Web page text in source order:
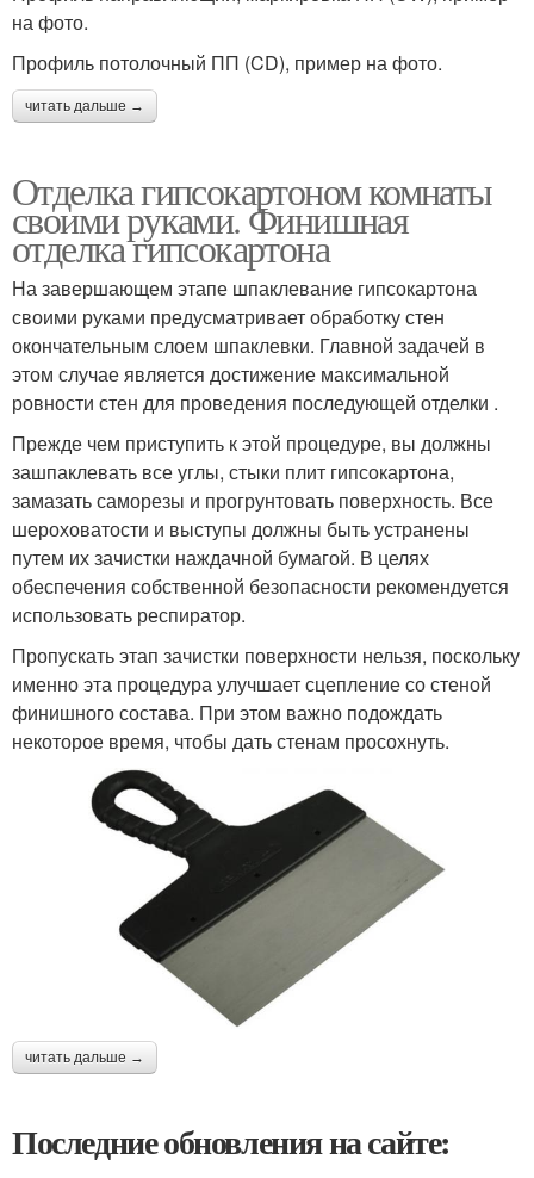
на фото.
Профиль потолочный ПП (CD), пример на фото.
читать дальше →
Отделка гипсокартоном комнаты
своими руками. Финишная
отделка гипсокартона
На завершающем этапе шпаклевание гипсокартона
своими руками предусматривает обработку стен
окончательным слоем шпаклевки. Главной задачей в
этом случае является достижение максимальной
ровности стен для проведения последующей отделки .
Прежде чем приступить к этой процедуре, вы должны
зашпаклевать все углы, стыки плит гипсокартона,
замазать саморезы и прогрунтовать поверхность. Все
шероховатости и выступы должны быть устранены
путем их зачистки наждачной бумагой. В целях
обеспечения собственной безопасности рекомендуется
использовать респиратор.
Пропускать этап зачистки поверхности нельзя, поскольку
именно эта процедура улучшает сцепление со стеной
финишного состава. При этом важно подождать
некоторое время, чтобы дать стенам просохнуть.
читать дальше →
Последние обновления на сайте: